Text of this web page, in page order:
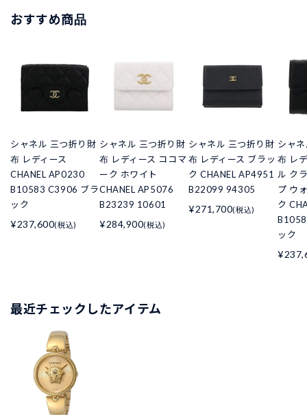
おすすめ商品
シャネル 三つ折り財
布 レディース
CHANEL AP0230
B10583 C3906 ブラ
ック
¥237,600(税込)
シャネル 三つ折り財
布 レディース ココマ
ーク ホワイト
CHANEL AP5076
B23239 10601
¥284,900(税込)
シャネル 三つ折り財
布 レディース ブラッ
ク CHANEL AP4951
B22099 94305
¥271,700(税込)
シャ
布 レ
ル ク
プ ウ
ク
ック
最近チェックしたアイテム